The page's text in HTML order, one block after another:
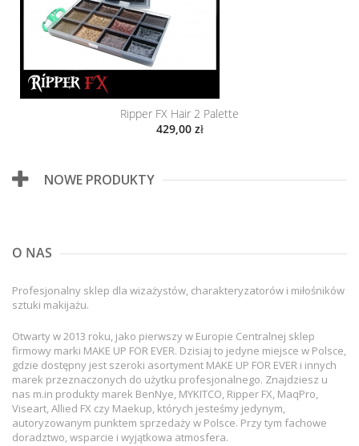
Ripper FX Hair 2 Palette
429,00 zł
NOWE PRODUKTY
O NAS
Profesjonalny sklep dla wizażystów, charakteryzatorów i miłośników
sztuki makijażu.
Otwarty w 2013 roku, jako pierwszy w Europie Centralnej sklep
firmowy marki MAKE UP FOR EVER. Dzisiaj to jedyne miejsce w Polsce,
gdzie dostępny jest szeroki asortyment MAKE UP FOR EVER i innych
marek przeznaczonych do użytku profesjonalnego. Znajdziesz u
nas m.in produkty marek BenNye, MYKITCO, Ripper FX, MaqPro,
Viseart, Allied FX czy Maekup, których jesteśmy jedynym,
autoryzowanym punktem sprzedaży w Polsce. Przy tym fachowe
doradztwo, wsparcie i wyjątkowa atmosfera.